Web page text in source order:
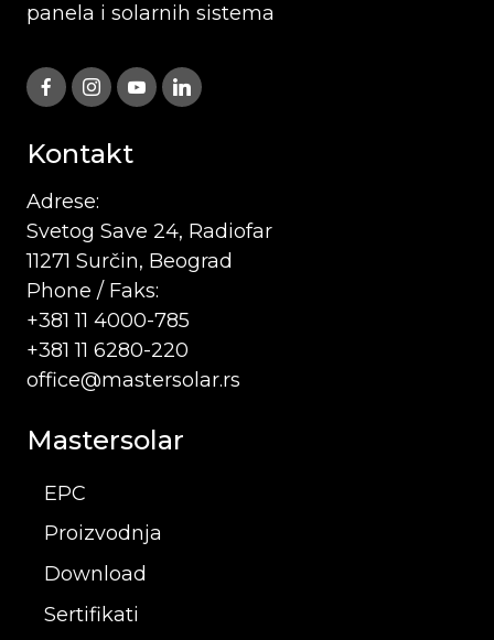
panela i solarnih sistema
Kontakt
Adrese:
Svetog Save 24, Radiofar
11271 Surčin, Beograd
Phone / Faks:
+381 11 4000-785
+381 11 6280-220
office@mastersolar.rs
Mastersolar
EPC
Proizvodnja
Download
Sertifikati